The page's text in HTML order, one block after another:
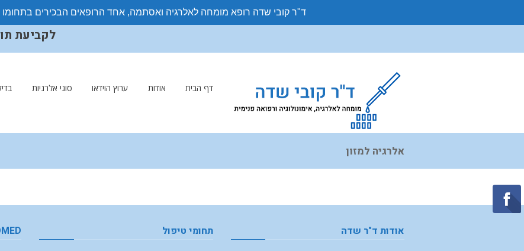
לקביעת תורים
דף הבית אודות ערוץ הוידאו סוגי אלרגיות
אלרגיה למזון
אודות ד"ר שדה תחומי טיפול
ד"ר קובי שדה רופא מומחה לאלרגיה ואסתמה, אחד הרופאים הבכירים